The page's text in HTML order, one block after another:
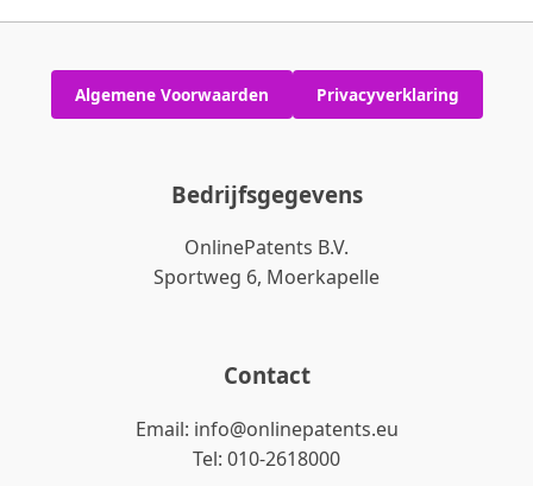
Algemene Voorwaarden Privacyverklaring
Bedrijfsgegevens
OnlinePatents B.V.
Sportweg 6, Moerkapelle
Contact
Email: info@onlinepatents.eu
Tel: 010-2618000